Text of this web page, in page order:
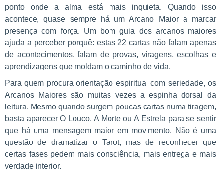
ponto onde a alma está mais inquieta. Quando isso
acontece, quase sempre há um Arcano Maior a marcar
presença com força. Um bom guia dos arcanos maiores
ajuda a perceber porquê: estas 22 cartas não falam apenas
de acontecimentos, falam de provas, viragens, escolhas e
aprendizagens que moldam o caminho de vida.
Para quem procura orientação espiritual com seriedade, os
Arcanos Maiores são muitas vezes a espinha dorsal da
leitura. Mesmo quando surgem poucas cartas numa tiragem,
basta aparecer O Louco, A Morte ou A Estrela para se sentir
que há uma mensagem maior em movimento. Não é uma
questão de dramatizar o Tarot, mas de reconhecer que
certas fases pedem mais consciência, mais entrega e mais
verdade interior.